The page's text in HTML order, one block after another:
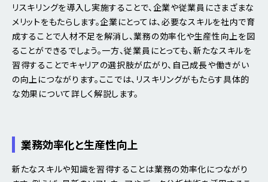
リスキリングを導入し実施することで、企業や従業員にさまざまな
メリットをもたらします。企業にとっては、必要なスキルを社内で育
成することで人材不足を解消し、業務の効率化や生産性向上を図
ることができるでしょう。一方、従業員にとっても、新たなスキルを
習得することでキャリアの選択肢が広がり、自己成長や働きがい
の向上につながります。ここでは、リスキリングがもたらす具体的
な効果について詳しく解説します。
業務効率化と生産性向上
新たなスキルや知識を習得することは業務の効率化につながり